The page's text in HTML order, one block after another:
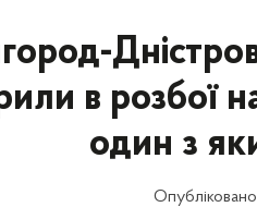
в розбої
один з